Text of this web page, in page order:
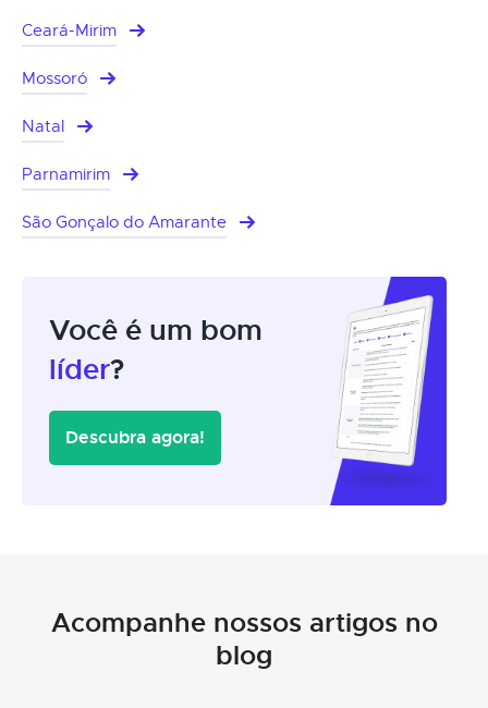
Ceará-Mirim
Mossoró
Natal
Parnamirim
São Gonçalo do Amarante
Você é um bom
líder?
Descubra agora!
Acompanhe nossos artigos no
blog